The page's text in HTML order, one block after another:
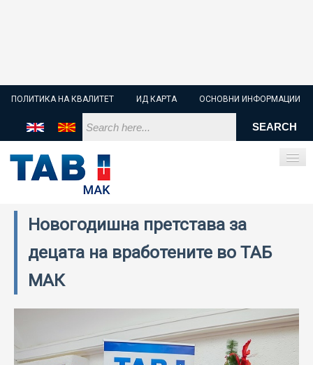
ПОЛИТИКА НА КВАЛИТЕТ ИД КАРТА ОСНОВНИ ИНФОРМАЦИИ
ПОЧЕТНА
СТАРТЕР БАТЕРИИ
ECOMOTION
СПОРТ
Новогодишна претстава за
децата на вработените во ТАБ
МАК